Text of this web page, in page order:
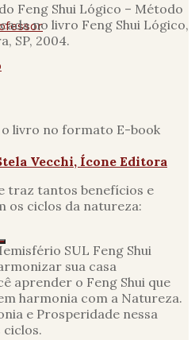
Feng Shui Lógico – Método
no livro Feng Shui Lógico,
SP, 2004.
livro no formato E-book
Vecchi, Ícone Editora
traz tantos benefícios e
os ciclos da natureza:
SUL Feng Shui
sua casa
aprender o Feng Shui que
harmonia com a Natureza.
e Prosperidade nessa
ciclos.